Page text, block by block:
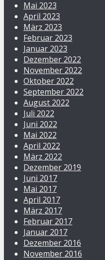
Mai 2023
April 2023
März 2023
Februar 2023
Januar 2023
Dezember 2022
November 2022
Oktober 2022
September 2022
August 2022
Juli 2022
Juni 2022
Mai 2022
April 2022
März 2022
Dezember 2019
Juni 2017
Mai 2017
April 2017
März 2017
Februar 2017
Januar 2017
Dezember 2016
November 2016